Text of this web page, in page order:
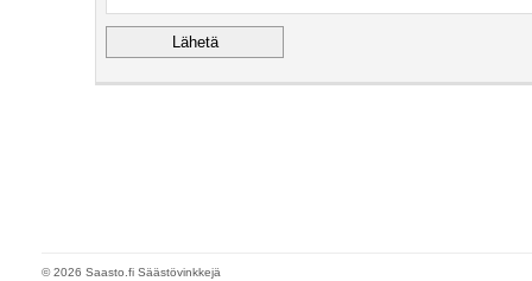
© 2026 Saasto.fi Säästövinkkejä